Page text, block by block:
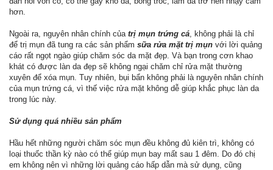
hơn.
Ngoài ra, nguyên nhân chính của trị mụn trứng cá, không phải là chỉ
để trị mụn đã tung ra các sản phẩm sữa rửa mặt trị mụn với lời quảng
cáo rất ngọt ngào giúp chăm sóc da mặt đẹp. Và bạn trong cơn khao
khát có được làn da đẹp sẽ không ngại chăm chỉ rửa mặt thường
xuyên để xóa mụn. Tuy nhiên, bụi bẩn không phải là nguyên nhân chính
của mụn trứng cá, vì thế việc rửa mặt không dễ giúp khắc phục làn da
trong lúc này.
Sử dụng quá nhiều sản phẩm
Hầu hết những người chăm sóc mụn đều không đủ kiên trì, không có
loại thuốc thần kỳ nào có thể giúp mụn bay mất sau 1 đêm. Do đó chị
em không nên vì những lời quảng cáo hấp dẫn mà sử dụng, cũng